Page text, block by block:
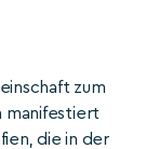
zum
manifestiert
die in der